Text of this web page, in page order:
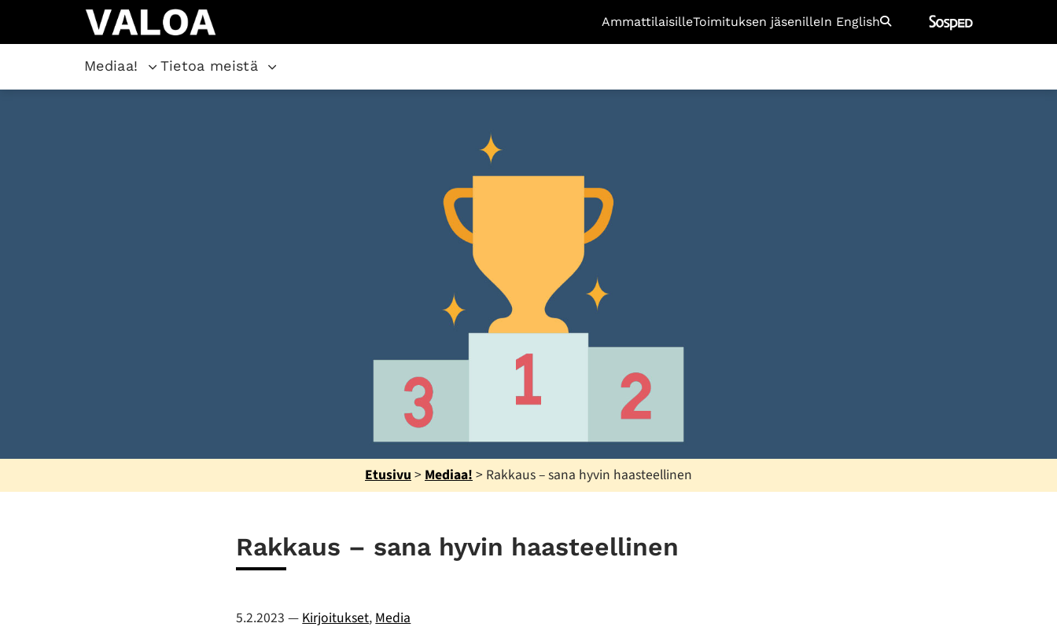
AmmattilaisilleToimituksen jäsenilleIn English Etsi
Mediaa! Tietoa meistä
Etusivu> Mediaa!> Rakkaus – sana hyvin haasteellinen
Rakkaus – sana hyvin haasteellinen
5.2.2023 —Kirjoitukset,Media